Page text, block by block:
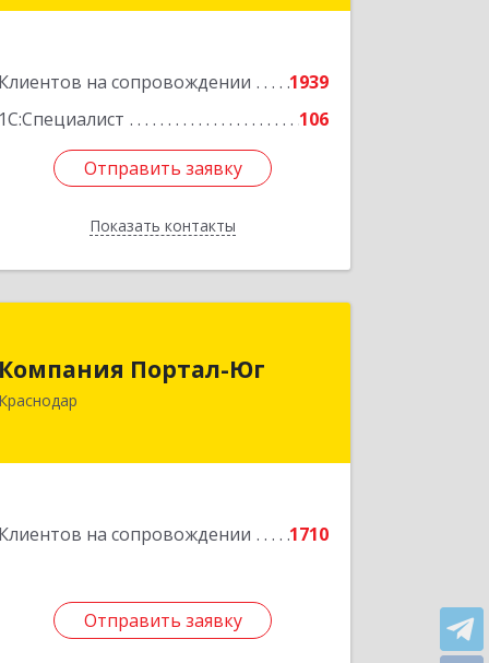
Клиентов на сопровождении
1939
1С:Специалист
106
Отправить заявку
Показать контакты
Подробнее
Отправить заявку
Назад
Компания Портал-Юг
Краснодар
Клиентов на сопровождении 1710
Отправить заявку
350015, Краснодарский край,
Краснодар г, Путевая ул, дом № 1,
Отправить заявку